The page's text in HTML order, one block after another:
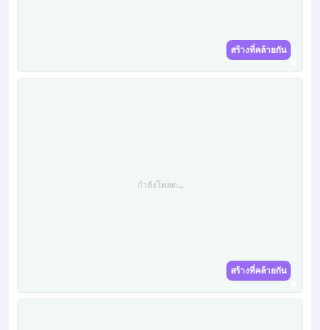
สร้างที่คล้ายกัน
กำลังโหลด...
สร้างที่คล้ายกัน